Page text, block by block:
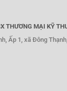
THƯƠNG MẠI KỸ
Ấp 1, xã Đông